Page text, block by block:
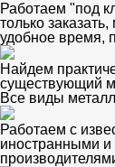
Работаем "под
только
удобное время,
Найдем
существующий
Все виды
Работаем с
иностранными и